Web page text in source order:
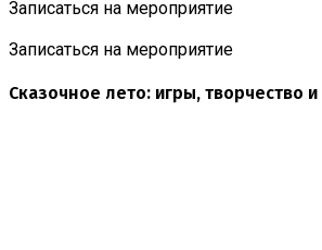
Записаться на мероприятие
Записаться на мероприятие
Сказочное лето: игры, творчество